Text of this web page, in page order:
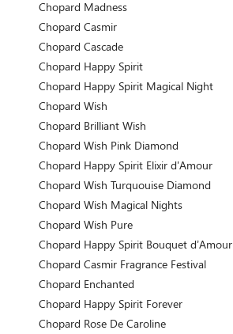
Chopard Madness
Chopard Casmir
Chopard Cascade
Chopard Happy Spirit
Chopard Happy Spirit Magical Night
Chopard Wish
Chopard Brilliant Wish
Chopard Wish Pink Diamond
Chopard Happy Spirit Elixir d'Amour
Chopard Wish Turquouise Diamond
Chopard Wish Magical Nights
Chopard Wish Pure
Chopard Happy Spirit Bouquet d’Amour
Chopard Casmir Fragrance Festival
Chopard Enchanted
Chopard Happy Spirit Forever
Chopard Rose De Caroline